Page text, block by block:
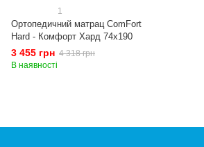
1
Ортопедичний матрац ComFort
Hard - Комфорт Хард 74x190
3 455 грн 4 318 грн
В наявності